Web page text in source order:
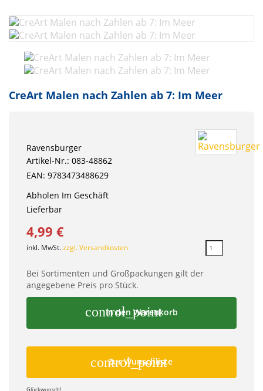
CreArt Malen nach Zahlen ab 7: Im Meer
Ravensburger
Artikel-Nr.: 083-48862
EAN: 9783473488629
Abholen Im Geschäft
Lieferbar
4,99 €
inkl. MwSt.zzgl. Versandkosten
Bei Sortimenten und Großpackungen gilt der
angegebene Preis pro Stück.
control_point
In den Warenkorb
control_point
Zur Wunschliste